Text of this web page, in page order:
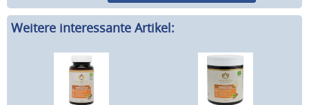
Weitere interessante Artikel: